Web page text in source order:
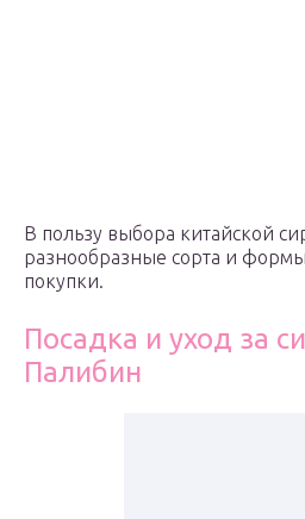
В пользу выбора китайской
разнообразные сорта и формы
покупки.
Посадка и уход за
Палибин